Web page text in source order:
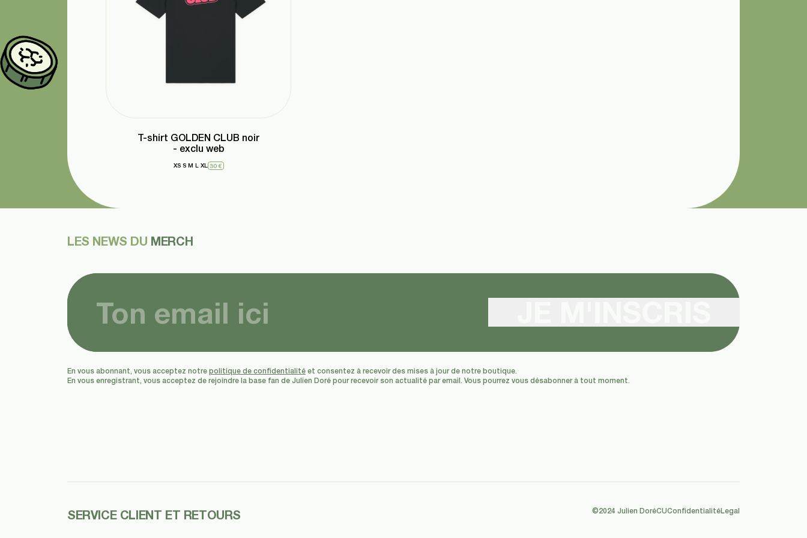
T-shirt GOLDEN CLUB noir
- exclu web
XS S M L XL 30 €
LES NEWS DU MERCH
En vous abonnant, vous acceptez notre politique de confidentialité et consentez à recevoir des mises à jour de notre boutique.
En vous enregistrant, vous acceptez de rejoindre la base fan de Julien Doré pour recevoir son actualité par email. Vous pourrez vous désabonner à tout moment.
SERVICE CLIENT ET RETOURS ©2024 Julien DoréCUConfidentialitéLegal